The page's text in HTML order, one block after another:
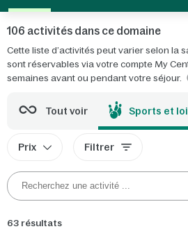
106 activités dans ce domaine
Cette liste d’activités peut varier selon la
sont réservables via votre compte My
semaines avant ou pendant votre séjour.
Tout voir Sports et
Prix Filtrer
63 résultats